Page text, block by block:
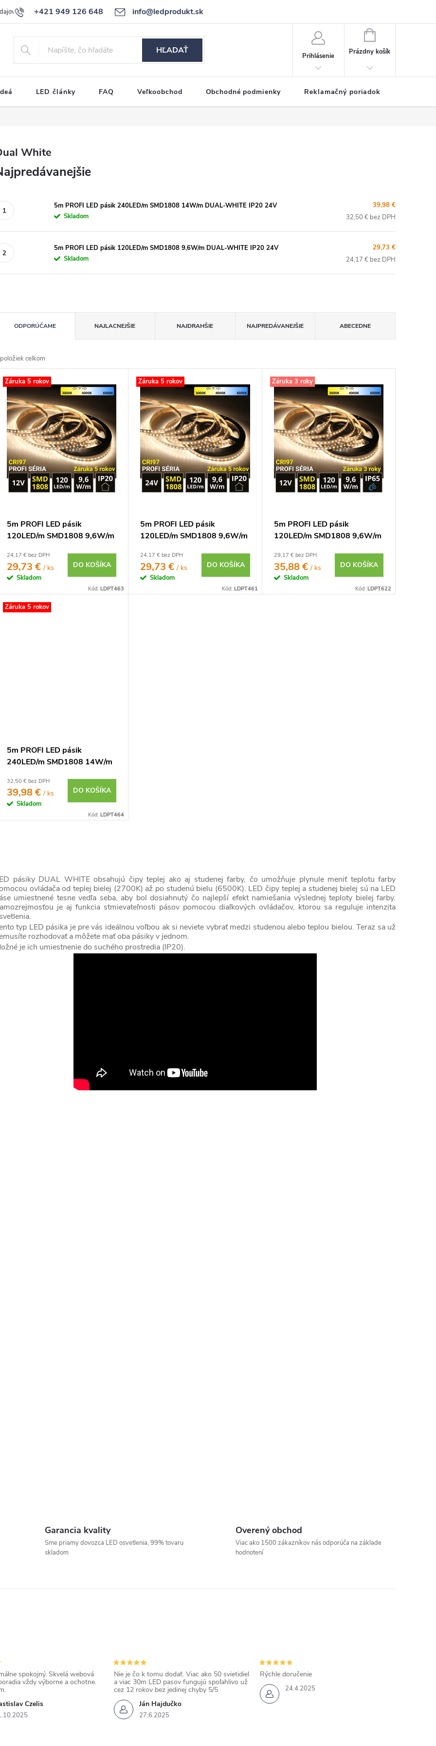
+421 949 126 648 info@ledprodukt.sk
Reklamačný poriadok
HĽADAŤ
Prihlásenie
NÁKUPNÝ
KOŠÍK
Prázdny košík
LED články FAQ Veľkoobchod Obchodné podmienky Reklamačný poriadok
White
5m PROFI LED pásik 240LED/m SMD1808 14W/m DUAL-WHITE IP20 24V
Skladom
39,98 €
32,50 € bez DPH
5m PROFI LED pásik 120LED/m SMD1808 9,6W/m DUAL-WHITE IP20 24V
Skladom
29,73 €
24,17 € bez DPH
ODPORÚČAME NAJLACNEJŠIE NAJDRAHŠIE NAJPREDÁVANEJŠIE ABECEDNE
položiek celkom
Záruka 5 rokov
5m PROFI LED pásik
120LED/m SMD1808 9,6W/m
24,17 € bez DPH
29,73 €/ ks
Skladom
DO KOŠÍKA
Kód:LDPT463
Záruka 5 rokov
5m PROFI LED pásik
120LED/m SMD1808 9,6W/m
24,17 € bez DPH
29,73 €/ ks
Skladom
DO KOŠÍKA
Kód: LDPT461
Záruka 3 roky
5m PROFI LED pásik
120LED/m SMD1808 9,6W/m
29,17 € bez DPH
35,88 €/ ks
Skladom
DO KOŠÍKA
Kód: LDPT622
Záruka 5 rokov
5m PROFI LED pásik
240LED/m SMD1808 14W/m
32,50 € bez DPH
39,98 €/ ks
Skladom
DO KOŠÍKA
Kód:LDPT464
pásiky DUAL WHITE obsahujú čipy teplej ako aj studenej farby, čo umožňuje plynule meniť teplotu farby
ovládača od teplej bielej (2700K) až po studenú bielu (6500K). LED čipy teplej a studenej bielej sú na LED
umiestnené tesne vedľa seba, aby bol dosiahnutý čo najlepší efekt namiešania výslednej teploty bielej farby.
je aj funkcia stmievateľnosti pásov pomocou diaľkových ovládačov, ktorou sa reguluje intenzita
typ LED pásika je pre vás ideálnou voľbou ak si neviete vybrať medzi studenou alebo teplou bielou. Teraz sa už
rozhodovať a môžete mať oba pásiky v jednom.
je ich umiestnenie do suchého prostredia (IP20).
Garancia kvality
Sme priamy dovozca LED osvetlenia, 99% tovaru
skladom
Overený obchod
Viac ako 1500 zákazníkov nás odporúča na základe
hodnotení
Czelis
spokojný. Skvelá webová
vždy výborne a ochotne.
Ján Hajdučko
27.6.2025
Nie je čo k tomu dodať. Viac ako 50 svietidiel
a viac 30m LED pasov fungujú spoľahlivo už
cez 12 rokov bez jedinej chyby 5/5
24.4.2025
Rýchle doručenie